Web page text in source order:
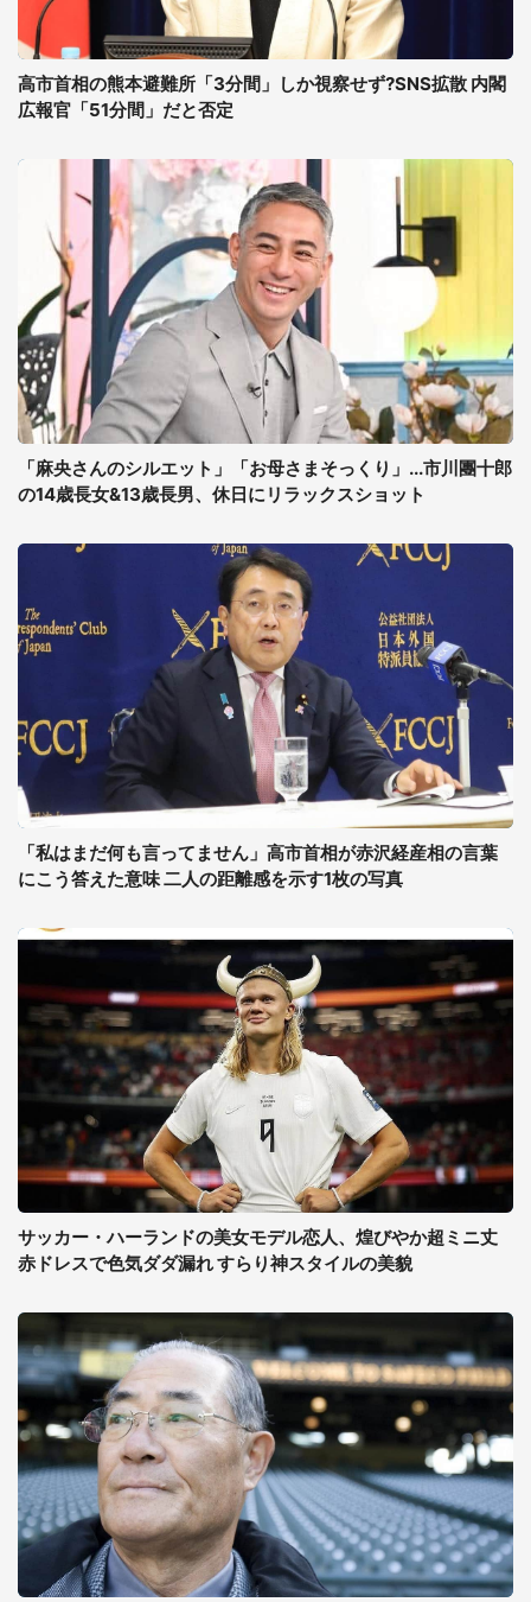
高市首相の熊本避難所「3分間」しか視察せず?SNS拡散 内閣
広報官「51分間」だと否定
「麻央さんのシルエット」「お母さまそっくり」...市川團十郎
の14歳長女&13歳長男、休日にリラックスショット
「私はまだ何も言ってません」高市首相が赤沢経産相の言葉
にこう答えた意味 二人の距離感を示す1枚の写真
サッカー・ハーランドの美女モデル恋人、煌びやか超ミニ丈
赤ドレスで色気ダダ漏れ すらり神スタイルの美貌